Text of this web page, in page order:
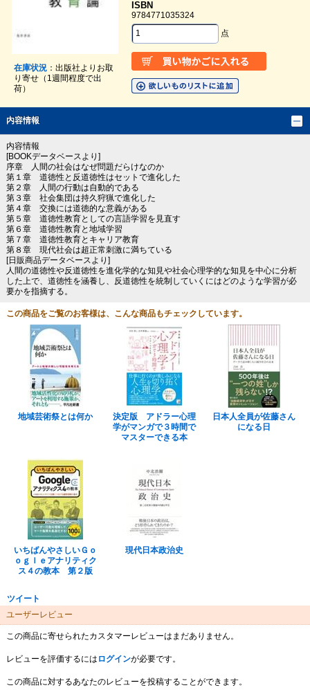
在庫状況：出版社よりお取
り寄せ（1週間程度で出
荷）
ISBN
9784771035324
点
内容情報
内容情報
[BOOKデータベースより]
序章 人間の社会はなぜ問題だらけなのか
第１章 道徳性と反道徳性はセットで進化した
第２章 人間の行動は自動的である
第３章 社会集団は持久狩猟で進化した
第４章 交換には道徳的な意義がある
第５章 道徳性教育としての言語学習を見直す
第６章 道徳性教育と地域学習
第７章 道徳性教育とキャリア教育
第８章 現代社会は超正常刺激に満ちている
[日販商品データベースより]
人間の道徳性や反道徳性を進化学的な知見や社会心理学的な知見を中心に分析
した上で、道徳性を涵養し、反道徳性を統制していくにはどのような学習が必
要かを指摘する。
この商品をご覧のお客様は、こんな商品もチェックしています。
地域芸術祭とは何か
決定版 アドラー心理
学がマンガで３時間で
マスターできる本
日本人全員が佐藤さん
になる日
いちばんやさしいＧｏ
ｏｇｌｅアナリティク
ス４の教本 第２版
現代日本政治史
ツイート
ユーザーレビュー
この商品に寄せられたカスタマーレビューはまだありません。
レビューを評価するには ログインが必要です。
この商品に対するあなたのレビューを投稿することができます。